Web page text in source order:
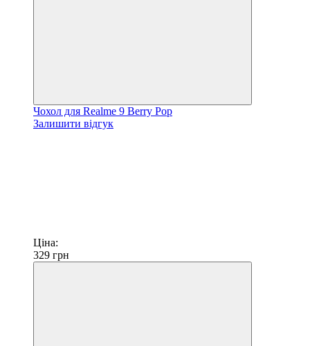
Чохол для Realme 9 Berry Pop
Залишити відгук
Ціна:
329 грн